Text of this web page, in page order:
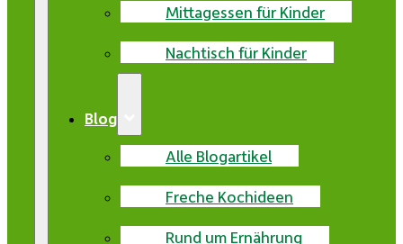
Mittagessen für Kinder
Nachtisch für Kinder
Blog
Alle Blogartikel
Freche Kochideen
Rund um Ernährung